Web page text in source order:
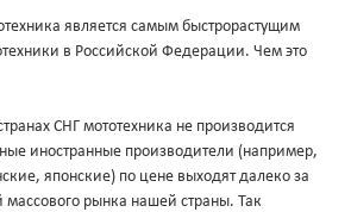
является самым быстрорастущим
в Российской Федерации. Чем это
СНГ мототехника не производится
иностранные производители (например,
японские) по цене выходят далеко за
рынка нашей страны. Так